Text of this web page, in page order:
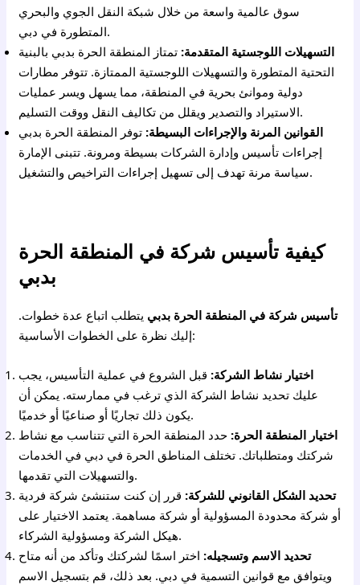
سوق عالمية واسعة من خلال شبكة النقل الجوي والبحري
المتطورة في دبي.
التسهيلات اللوجستية المتقدمة: تمتاز المنطقة الحرة بدبي بالبنية
التحتية المتطورة والتسهيلات اللوجستية الممتازة. تتوفر مطارات
دولية وموانئ بحرية في المنطقة، مما يسهل ويسر عمليات
الاستيراد والتصدير ويقلل من تكاليف النقل ووقت التسليم.
القوانين المرنة والإجراءات البسيطة: توفر المنطقة الحرة بدبي
إجراءات تأسيس وإدارة الشركات بسيطة ومرونة. تتبنى الإمارة
سياسة مرنة تهدف إلى تسهيل إجراءات التراخيص والتشغيل.
كيفية تأسيس شركة في المنطقة الحرة
بدبي
تأسيس شركة في المنطقة الحرة بدبي يتطلب اتباع عدة خطوات.
إليك نظرة على الخطوات الأساسية:
اختيار نشاط الشركة: قبل الشروع في عملية التأسيس، يجب
عليك تحديد نشاط الشركة الذي ترغب في ممارسته. يمكن أن
يكون ذلك تجاريًا أو صناعيًا أو خدميًا.
اختيار المنطقة الحرة: حدد المنطقة الحرة التي تتناسب مع نشاط
شركتك ومتطلباتك. تختلف المناطق الحرة في دبي في الخدمات
والتسهيلات التي تقدمها.
تحديد الشكل القانوني للشركة: قرر إن كنت ستنشئ شركة فردية
أو شركة محدودة المسؤولية أو شركة مساهمة. يعتمد الاختيار على
هيكل الشركة ومسؤولية الشركاء.
تحديد الاسم وتسجيله: اختر اسمًا لشركتك وتأكد من أنه متاح
ويتوافق مع قوانين التسمية في دبي. بعد ذلك، قم بتسجيل الاسم